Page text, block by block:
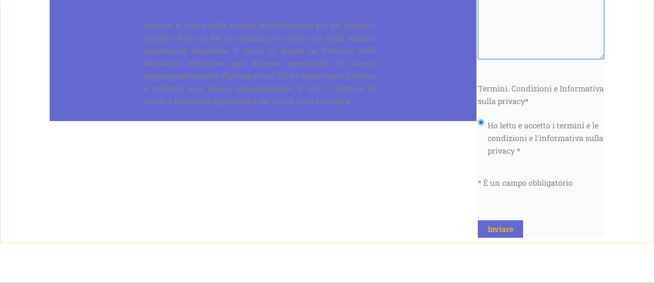
Quando si tratta della qualità dell'istruzione per gli studenti,
l'istituto Avrio fa del suo meglio per offrire una delle migliori
opportunità educative. Il corso di laurea in Gestione delle
istituzioni educative apre diverse opportunità di lavoro.
Aggiungendo questo diploma al tuo CV ne aumenterai il valore
e riceverai una buona considerazione, il che ti metterà di
fronte a numerose opportunità per la tua futura carriera.
Termini. Condizioni e Informativa
sulla privacy*
Ho letto e accetto i termini e le
condizioni e l'informativa sulla
privacy *
* È un campo obbligatorio